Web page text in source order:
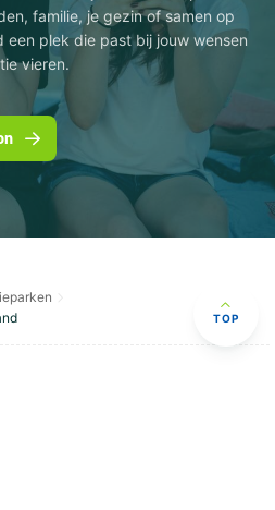
familie, je gezin of samen op
een plek die past bij jouw wensen
vieren.
TOP